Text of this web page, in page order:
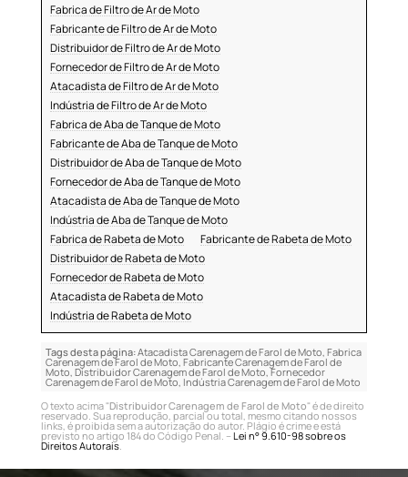
Fabrica de Filtro de Ar de Moto
Fabricante de Filtro de Ar de Moto
Distribuidor de Filtro de Ar de Moto
Fornecedor de Filtro de Ar de Moto
Atacadista de Filtro de Ar de Moto
Indústria de Filtro de Ar de Moto
Fabrica de Aba de Tanque de Moto
Fabricante de Aba de Tanque de Moto
Distribuidor de Aba de Tanque de Moto
Fornecedor de Aba de Tanque de Moto
Atacadista de Aba de Tanque de Moto
Indústria de Aba de Tanque de Moto
Fabrica de Rabeta de Moto
Fabricante de Rabeta de Moto
Distribuidor de Rabeta de Moto
Fornecedor de Rabeta de Moto
Atacadista de Rabeta de Moto
Indústria de Rabeta de Moto
Tags desta página:Atacadista Carenagem de Farol de Moto, Fabrica
Carenagem de Farol de Moto, Fabricante Carenagem de Farol de
Moto, Distribuidor Carenagem de Farol de Moto, Fornecedor
Carenagem de Farol de Moto, Indústria Carenagem de Farol de Moto
O texto acima "Distribuidor Carenagem de Farol de Moto" é de direito
reservado. Sua reprodução, parcial ou total, mesmo citando nossos
links, é proibida sem a autorização do autor. Plágio é crime e está
previsto no artigo 184 do Código Penal. – Lei n° 9.610-98 sobre os
Direitos Autorais.